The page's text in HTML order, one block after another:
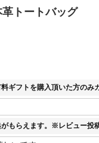
トートバッグ
ギフトを購入頂いた方のみ
もらえます。※レビュー投